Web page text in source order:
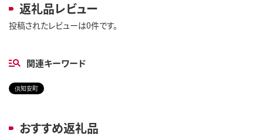
返礼品レビュー
投稿されたレビューは0件です。
関連キーワード
倶知安町
おすすめ返礼品